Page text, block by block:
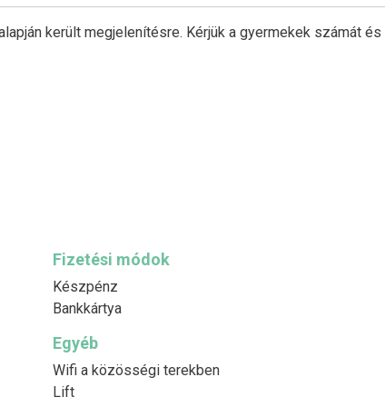
került megjelenítésre. Kérjük a gyermekek számát és
Fizetési módok
Készpénz
Bankkártya
Egyéb
Wifi a közösségi terekben
Lift